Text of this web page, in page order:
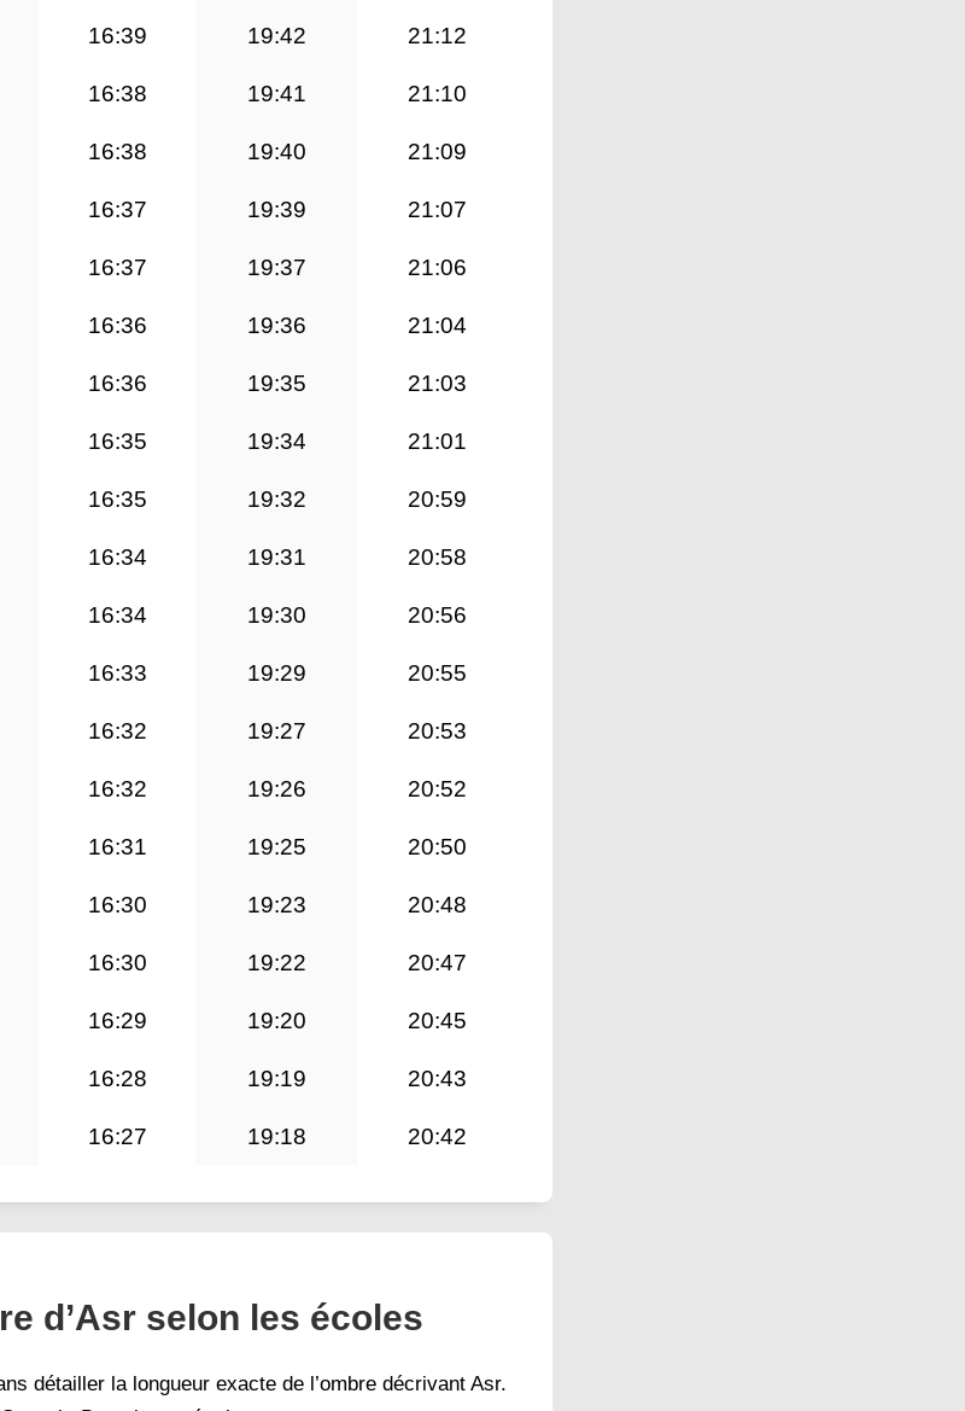
16:39 19:42 21:12
16:38 19:41 21:10
16:38 19:40 21:09
16:37 19:39 21:07
16:37 19:37 21:06
16:36 19:36 21:04
16:36 19:35 21:03
16:35 19:34 21:01
16:35 19:32 20:59
16:34 19:31 20:58
16:34 19:30 20:56
16:33 19:29 20:55
16:32 19:27 20:53
16:32 19:26 20:52
16:31 19:25 20:50
16:30 19:23 20:48
16:30 19:22 20:47
16:29 19:20 20:45
16:28 19:19 20:43
16:27 19:18 20:42
d’Asr selon les écoles
détailler la longueur exacte de l’ombre décrivant Asr.